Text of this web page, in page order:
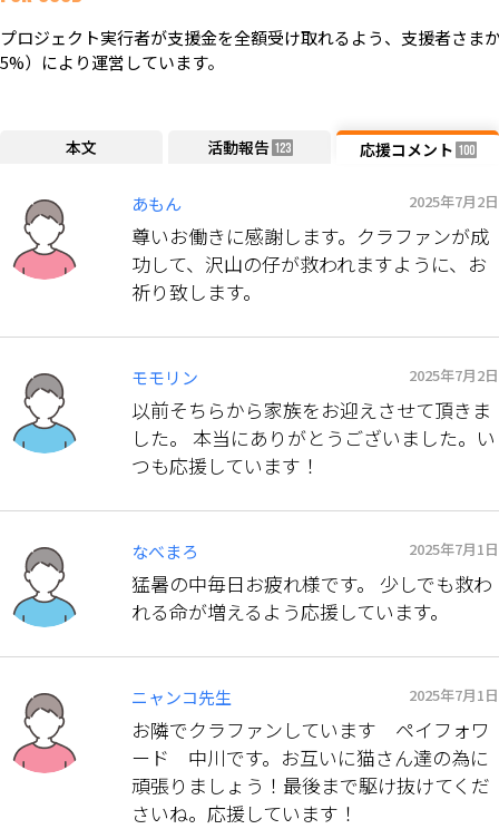
プロジェクト実行者が支援金を全額受け取れるよう、支援者さま
5%）により運営しています。
本文 活動報告 123 応援コメント 100
あもん 2025年7月2日
尊いお働きに感謝します。クラファンが成
功して、沢山の仔が救われますように、お
祈り致します。
モモリン 2025年7月2日
以前そちらから家族をお迎えさせて頂きま
した。 本当にありがとうございました。い
つも応援しています！
なべまろ 2025年7月1日
猛暑の中毎日お疲れ様です。 少しでも救わ
れる命が増えるよう応援しています。
ニャンコ先生 2025年7月1日
お隣でクラファンしています ペイフォワ
ード 中川です。お互いに猫さん達の為に
頑張りましょう！最後まで駆け抜けてくだ
さいね。応援しています！